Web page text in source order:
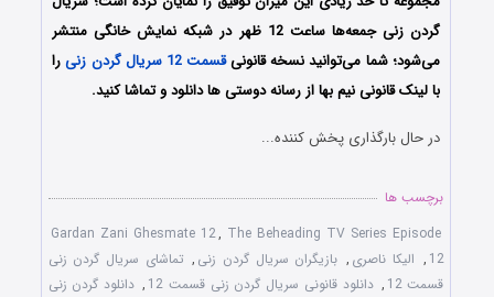
گردن زنی جمعه‌ها ساعت 12 ظهر در شبکه نمایش خانگی منتشر
می‌شود؛ شما می‌توانید نسخه قانونیقسمت 12 سریال گردن زنی
را
با لینک قانونی نیم بها از رسانه دوستی ها دانلود و تماشا کنید.
در حال بارگذاری پخش کننده...
برچسب ها
Gardan Zani Ghesmate 12, The Beheading TV Series Episode
12
, الیکا ناصری , بازیگران سریال گردن زنی , تماشای سریال گردن زنی
قسمت 12
, دانلود قانونی سریال گردن زنی قسمت 12 , دانلود گردن زنی